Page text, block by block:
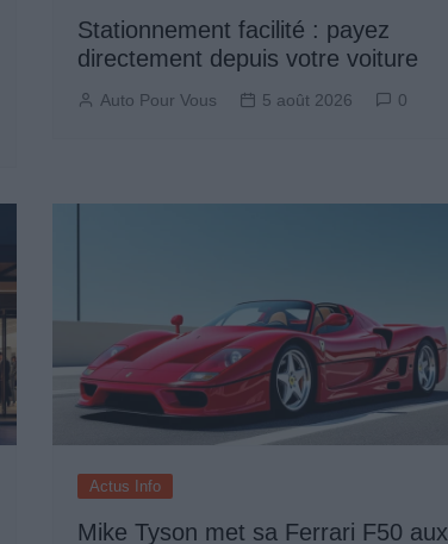
Stationnement facilité : payez
directement depuis votre voiture
Auto Pour Vous 5 août 2026 0
Actus Info
Mike Tyson met sa Ferrari F50 aux